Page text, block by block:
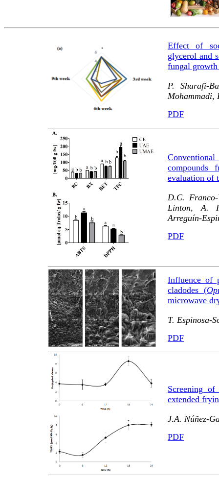
Effect of
glycerol and
fungal
P. Sharafi-
Mohammadi,
PDF
evaluation of
D.C. Franco-
Linton, A.
Arreguín-
PDF
Influence of
cladodes (
microwave
T. Espinosa-
PDF
Screening
extended
J.A. Núñez-
PDF